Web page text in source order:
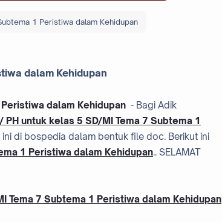
1 Peristiwa dalam Kehidupan
dalam Kehidupan
dalam Kehidupan - Bagi Adik
PH untuk kelas 5 SD/MI Tema 7 Subtema 1
di bospedia dalam bentuk file doc. Berikut ini
1 Peristiwa dalam Kehidupan.. SELAMAT
Tema 7 Subtema 1 Peristiwa dalam Kehidupan